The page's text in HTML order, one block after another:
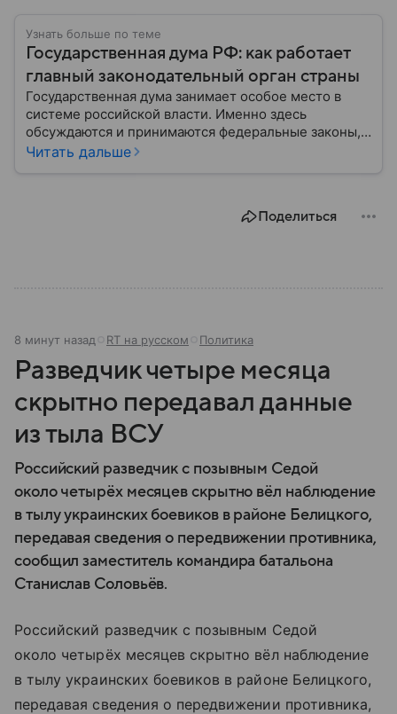
Узнать больше по теме
Государственная дума РФ: как работает
главный законодательный орган страны
Государственная дума занимает особое место в
системе российской власти. Именно здесь
обсуждаются и принимаются федеральные законы,
определяющие развитие государства, экономики и
Разбираемся, как устроена Госдума, какие
Читать дальше
Поделиться
8 минут назад RT на русском Политика
Разведчик четыре месяца
скрытно передавал данные
из тыла ВСУ
Российский разведчик с позывным Седой
около четырёх месяцев скрытно вёл наблюдение
в тылу украинских боевиков в районе Белицкого,
передавая сведения о передвижении противника,
сообщил заместитель командира батальона
Станислав Соловьёв.
Российский разведчик с позывным Седой
около четырёх месяцев скрытно вёл наблюдение
в тылу украинских боевиков в районе Белицкого,
передавая сведения о передвижении противника,